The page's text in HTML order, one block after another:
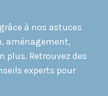
à nos astuces
aménagement,
plus. Retrouvez des
experts pour